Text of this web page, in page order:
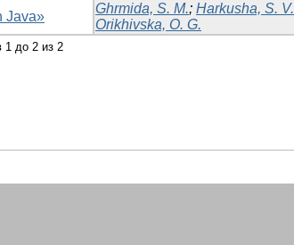
Java»
Ghrmida, S. M.; Harkusha, S. V.
Orikhivska, O. G.
1 до 2 из 2